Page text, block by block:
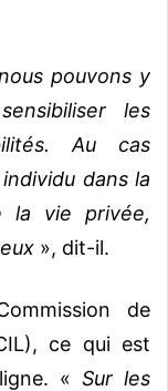
pouvons y
les
Au cas
dans la
la vie privée,
», dit-il.
de
ce qui est
ligne. «Sur les